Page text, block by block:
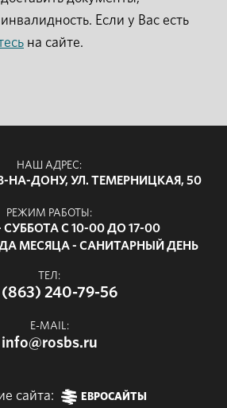
Если у Вас есть
на сайте.
НАШ АДРЕС:
НА-ДОНУ, УЛ. ТЕМЕРНИЦКАЯ, 50
РЕЖИМ РАБОТЫ:
СУББОТА С 10-00 ДО 17-00
МЕСЯЦА - САНИТАРНЫЙ ДЕНЬ
ТЕЛ:
(863) 240-79-56
E-MAIL:
info@rosbs.ru
сайта: ЕВРОСАЙТЫ